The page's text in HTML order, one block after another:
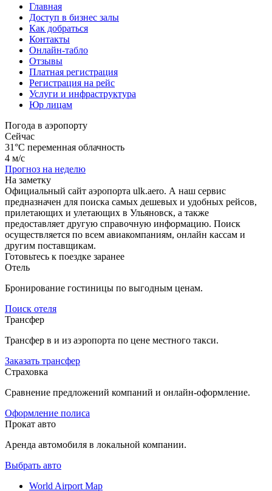
Главная
Доступ в бизнес залы
Как добраться
Контакты
Онлайн-табло
Отзывы
Платная регистрация
Регистрация на рейс
Услуги и инфраструктура
Юр лицам
Погода в аэропорту
Сейчас
31°C переменная облачность
4 м/с
Прогноз на неделю
На заметку
Официальный сайт аэропорта ulk.aero. А наш сервис
предназначен для поиска самых дешевых и удобных рейсов,
прилетающих и улетающих в Ульяновск, а также
предоставляет другую справочную информацию. Поиск
осуществляется по всем авиакомпаниям, онлайн кассам и
другим поставщикам.
Готовьтесь к поездке заранее
Отель
Бронирование гостиницы по выгодным ценам.
Поиск отеля
Трансфер
Трансфер в и из аэропорта по цене местного такси.
Заказать трансфер
Страховка
Сравнение предложений компаний и онлайн-оформление.
Оформление полиса
Прокат авто
Аренда автомобиля в локальной компании.
Выбрать авто
World Airport Map